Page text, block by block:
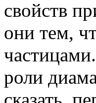
свойств
они тем,
роли